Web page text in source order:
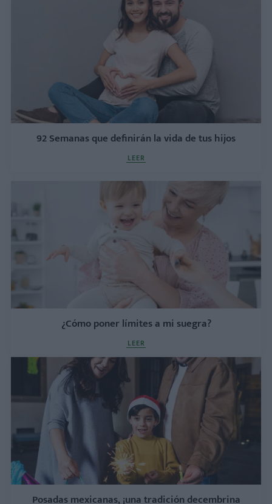
92 Semanas que definirán la vida de tus hijos
LEER
¿Cómo poner límites a mi suegra?
LEER
Posadas mexicanas, ¡una tradición decembrina